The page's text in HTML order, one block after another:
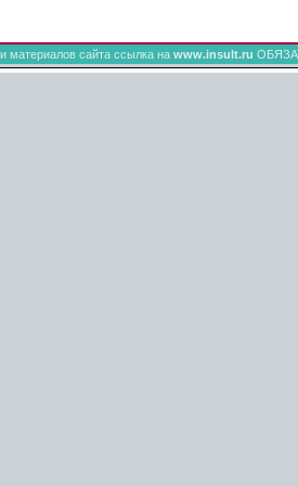
материалов сайта ссылка на www.insult.ru